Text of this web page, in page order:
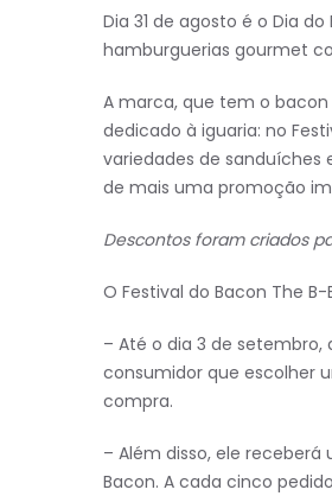
Dia 31 de agosto é o Dia
hamburguerias gourmet
A marca, que tem o
dedicado à iguaria: no
variedades de
de mais uma promoção
Descontos foram criados
O Festival do Bacon The
– Até o dia 3 de setembro,
consumidor que escolher
compra.
– Além disso, ele
Bacon. A cada cinco